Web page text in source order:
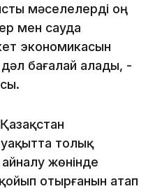
мәселелерді оң
мен сауда
экономикасын
бағалай алады, -
толық
жөнінде
отырғанын атап